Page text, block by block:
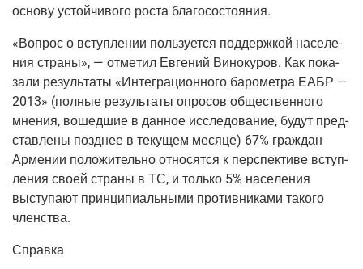
осно­ву устой­чи­во­го роста благосостояния.
«Вопрос о вступ­ле­нии поль­зу­ет­ся под­держ­кой насе­ле­
ния стра­ны», — отме­тил Евге­ний Вино­ку­ров. Как пока­
за­ли резуль­та­ты «Инте­гра­ци­он­но­го баро­мет­ра ЕАБР —
2013» (пол­ные резуль­та­ты опро­сов обще­ствен­но­го
мне­ния, вошед­шие в дан­ное иссле­до­ва­ние, будут пред­
став­ле­ны позд­нее в теку­щем меся­це) 67% граж­дан
Арме­нии поло­жи­тель­но отно­сят­ся к пер­спек­ти­ве вступ­
ле­ния сво­ей стра­ны в ТС, и толь­ко 5% насе­ле­ния
высту­па­ют прин­ци­пи­аль­ны­ми про­тив­ни­ка­ми тако­го
членства.
Справ­ка